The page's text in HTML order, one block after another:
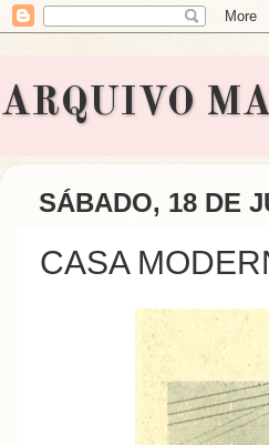
ARQUIVO
SÁBADO, 18 DE
CASA